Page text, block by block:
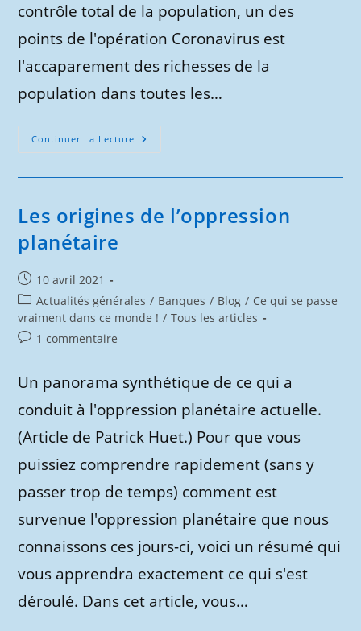
contrôle total de la population, un des
points de l'opération Coronavirus est
l'accaparement des richesses de la
population dans toutes les…
Continuer La Lecture Catherine
Austin
Projet
De
La
Population
Les origines de l’oppression
planétaire
Publication
publiée :
10 avril 2021
Post
category:
Actualités générales / Banques / Blog / Ce qui se passe
vraiment dans ce monde ! / Tous les articles
Commentaires
publication :
1 commentaire
Un panorama synthétique de ce qui a
conduit à l'oppression planétaire actuelle.
(Article de Patrick Huet.) Pour que vous
puissiez comprendre rapidement (sans y
passer trop de temps) comment est
survenue l'oppression planétaire que nous
connaissons ces jours-ci, voici un résumé qui
vous apprendra exactement ce qui s'est
déroulé. Dans cet article, vous…